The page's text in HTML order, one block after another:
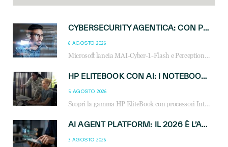
CYBERSECURITY AGENTICA: CON PERCEPTION E MAI-CYBER-1-FLASH MICROSOFT APRE NUOVI SERVIZI PER IL CANALE
6 AGOSTO 2026
Microsoft lancia MAI-Cyber-1-Flash e Perception: cybersecurity agentica in preview dal 3 novembre. Cosa cambia per MSP, system integrator e reseller.
HP ELITEBOOK CON AI: I NOTEBOOK BUSINESS INTELLIGENTI CHE TRASFORMANO PRODUTTIVITÀ, SICUREZZA E LAVORO IBRIDO
5 AGOSTO 2026
Scopri la gamma HP EliteBook con processori Intel® Core™ Ultra e AMD Ryzen™ AI. Notebook business progettati per aumentare la produttività, migliorare la collaborazione e garantire sicurezza avanzata in ufficio e in mobilità.
AI AGENT PLATFORM: IL 2026 È L’ANNO DEL «SISTEMA OPERATIVO» PER GLI AGENTI AZIENDALI
3 AGOSTO 2026